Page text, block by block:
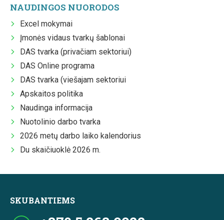
NAUDINGOS NUORODOS
Excel mokymai
Įmonės vidaus tvarkų šablonai
DAS tvarka (privačiam sektoriui)
DAS Online programa
DAS tvarka (viešajam sektoriui
Apskaitos politika
Naudinga informacija
Nuotolinio darbo tvarka
2026 metų darbo laiko kalendorius
Du skaičiuoklė 2026 m.
SKUBANTIEMS